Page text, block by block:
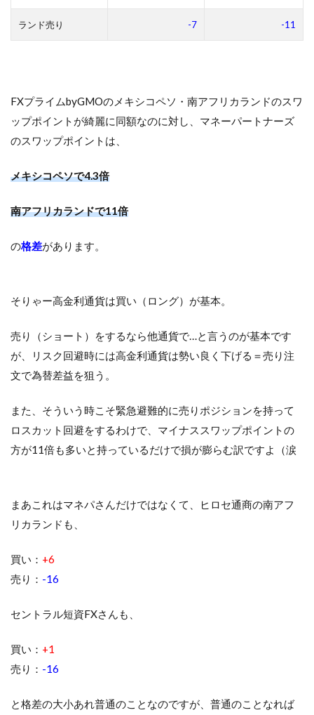
ランド売り -7 -11
FXプライムbyGMOのメキシコペソ・南アフリカランドのスワ
ップポイントが綺麗に同額なのに対し、マネーパートナーズ
のスワップポイントは、
メキシコペソで4.3倍
南アフリカランドで11倍
の格差があります。
そりゃー高金利通貨は買い（ロング）が基本。
売り（ショート）をするなら他通貨で…と言うのが基本です
が、リスク回避時には高金利通貨は勢い良く下げる＝売り注
文で為替差益を狙う。
また、そういう時こそ緊急避難的に売りポジションを持って
ロスカット回避をするわけで、マイナススワップポイントの
方が11倍も多いと持っているだけで損が膨らむ訳ですよ（涙
まあこれはマネパさんだけではなくて、ヒロセ通商の南アフ
リカランドも、
買い： +6
売り： -16
セントラル短資FXさんも、
買い： +1
売り： -16
と格差の大小あれ普通のことなのですが、普通のことなれば